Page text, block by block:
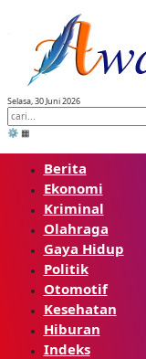
Selasa, 30 Juni 2026
⚙️ ▦
Berita
Ekonomi
Kriminal
Olahraga
Gaya Hidup
Politik
Otomotif
Kesehatan
Hiburan
Indeks